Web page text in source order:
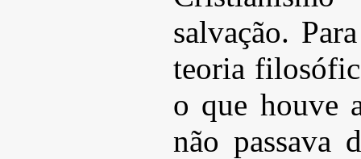
salvação.
teoria
o que houve
não passava